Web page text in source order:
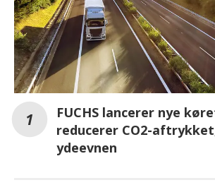
FUCHS lancerer nye
reducerer CO2-
ydeevnen